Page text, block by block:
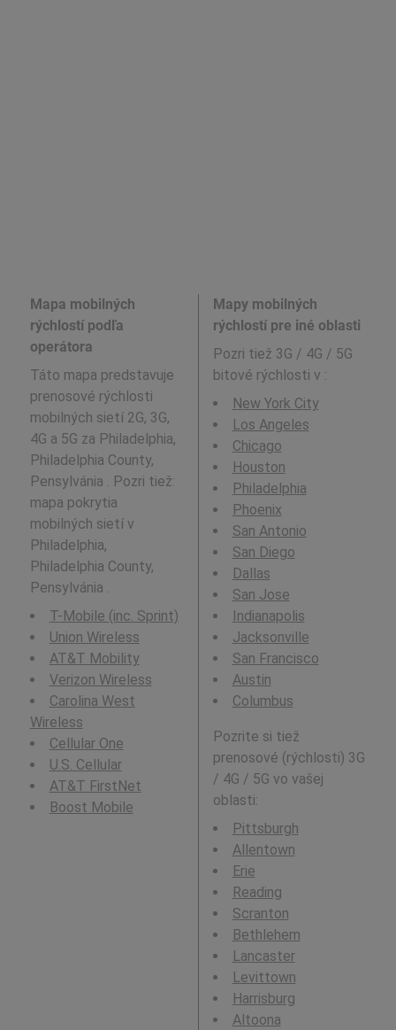
Mapa mobilných
rýchlostí podľa
operátora
Táto mapa predstavuje
prenosové rýchlosti
mobilných sietí 2G, 3G,
4G a 5G za Philadelphia,
Philadelphia County,
Pensylvánia . Pozri tiež:
mapa pokrytia
mobilných sietí v
Philadelphia,
Philadelphia County,
Pensylvánia .
T-Mobile (inc. Sprint)
Union Wireless
AT&T Mobility
Verizon Wireless
Carolina West
Wireless
Cellular One
U.S. Cellular
AT&T FirstNet
Boost Mobile
Mapy mobilných
rýchlostí pre iné oblasti
Pozri tiež 3G / 4G / 5G
bitové rýchlosti v :
New York City
Los Angeles
Chicago
Houston
Philadelphia
Phoenix
San Antonio
San Diego
Dallas
San Jose
Indianapolis
Jacksonville
San Francisco
Austin
Columbus
Pozrite si tiež
prenosové (rýchlosti) 3G
/ 4G / 5G vo vašej
oblasti:
Pittsburgh
Allentown
Erie
Reading
Scranton
Bethlehem
Lancaster
Levittown
Harrisburg
Altoona